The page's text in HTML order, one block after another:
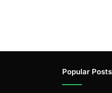
Popular Posts